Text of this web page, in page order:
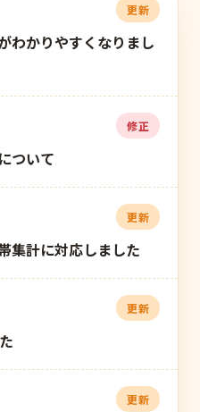
更新
わかりやすくなりまし
修正
ついて
更新
集計に対応しました
更新
更新